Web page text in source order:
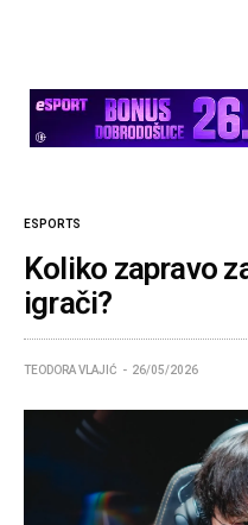
ESPORTS
Koliko zapravo
igrači?
TEODORA VLAJIĆ 26/05/2026